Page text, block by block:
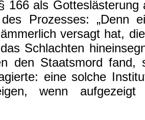
166 als Gotteslästerung
Prozesses: „Denn
versagt hat,
Schlachten
den Staatsmord fand,
eine solche
wenn